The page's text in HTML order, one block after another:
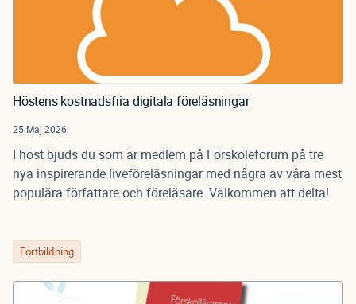
Höstens kostnadsfria digitala föreläsningar
25 Maj 2026
I höst bjuds du som är medlem på Förskoleforum på tre
nya inspirerande liveföreläsningar med några av våra mest
populära författare och föreläsare. Välkommen att delta!
Fortbildning